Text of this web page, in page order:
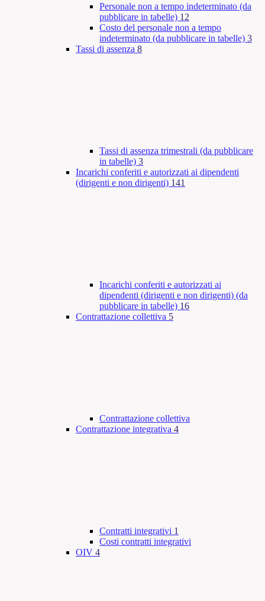
Personale non a tempo indeterminato (da
pubblicare in tabelle) 12
Costo del personale non a tempo
indeterminato (da pubblicare in tabelle) 3
Tassi di assenza 8
Tassi di assenza trimestrali (da pubblicare
in tabelle) 3
Incarichi conferiti e autorizzati ai dipendenti
(dirigenti e non dirigenti) 141
Incarichi conferiti e autorizzati ai
dipendenti (dirigenti e non dirigenti) (da
pubblicare in tabelle) 16
Contrattazione collettiva 5
Contrattazione collettiva
Contrattazione integrativa 4
Contratti integrativi 1
Costi contratti integrativi
OIV 4